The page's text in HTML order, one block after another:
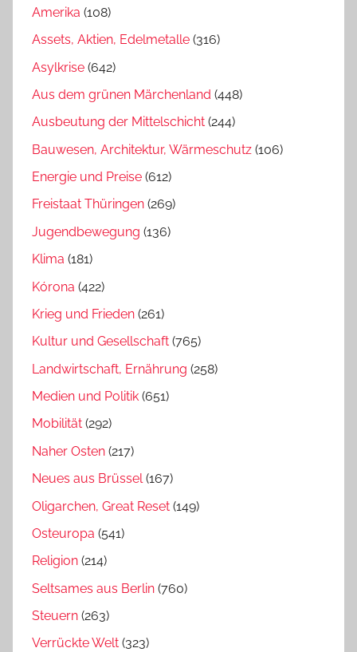
Amerika (108)
Assets, Aktien, Edelmetalle (316)
Asylkrise (642)
Aus dem grünen Märchenland (448)
Ausbeutung der Mittelschicht (244)
Bauwesen, Architektur, Wärmeschutz (106)
Energie und Preise (612)
Freistaat Thüringen (269)
Jugendbewegung (136)
Klima (181)
Kórona (422)
Krieg und Frieden (261)
Kultur und Gesellschaft (765)
Landwirtschaft, Ernährung (258)
Medien und Politik (651)
Mobilität (292)
Naher Osten (217)
Neues aus Brüssel(167)
Oligarchen, Great Reset (149)
Osteuropa (541)
Religion (214)
Seltsames aus Berlin (760)
Steuern (263)
Verrückte Welt (323)